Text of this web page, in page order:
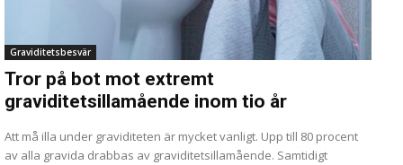
Graviditetsbesvär
Tror på bot mot extremt
graviditetsillamående inom tio år
Att må illa under graviditeten är mycket vanligt. Upp till 80 procent
av alla gravida drabbas av graviditetsillamående. Samtidigt